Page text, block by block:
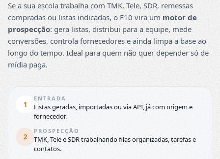
Se a sua escola trabalha com TMK, Tele, SDR, remessas
compradas ou listas indicadas, o F10 vira um motor de
prospecção: gera listas, distribui para a equipe, mede
conversões, controla fornecedores e ainda limpa a base ao
longo do tempo. Ideal para quem não quer depender só de
mídia paga.
1
ENTRADA
Listas geradas, importadas ou via API, já com origem e
fornecedor.
2
PROSPECÇÃO
TMK, Tele e SDR trabalhando filas organizadas, tarefas e
contatos.